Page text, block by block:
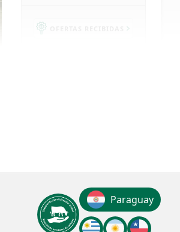
Paraguay